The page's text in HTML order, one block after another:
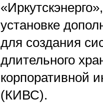
установке
для создания
длительного
корпоративной
(КИВС).